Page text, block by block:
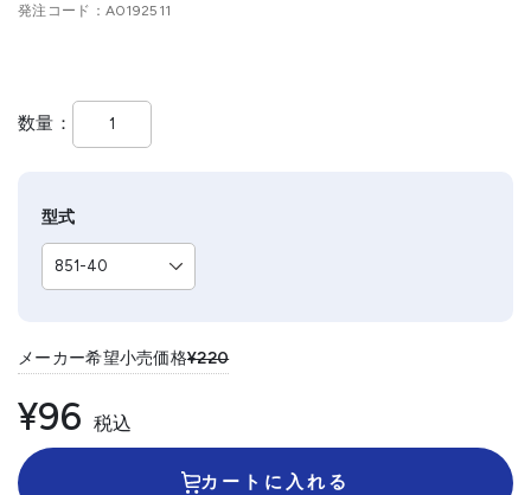
発注コード A0192511
数量
型式
メーカー希望小売価格¥220
¥96 税込
カートに入れる